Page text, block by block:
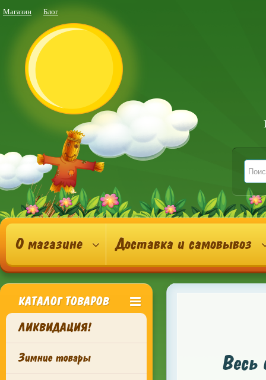
Магазин Блог
О магазине Доставка и самовывоз
КАТАЛОГ ТОВАРОВ
ЛИКВИДАЦИЯ!
Зимние товары
Весь